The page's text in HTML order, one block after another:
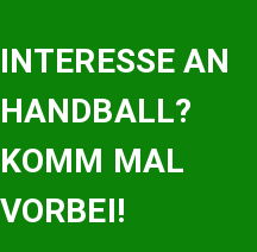
INTERESSE AN
HANDBALL?
KOMM MAL
VORBEI!